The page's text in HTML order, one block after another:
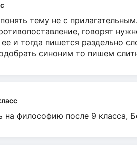
тему не с
говорят
и тогда пишется раздельно
синоним то пишем
на философию после 9 класса,